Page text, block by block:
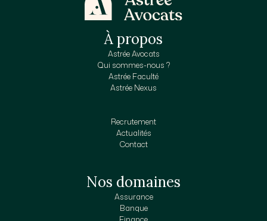
À propos
Astrée Avocats
Qui sommes-nous ?
Astrée Faculté
Astrée Nexus
Recrutement
Actualités
Contact
Nos domaines
Assurance
Banque